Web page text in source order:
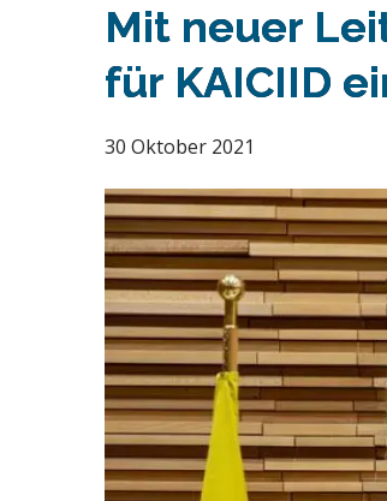
Mit neuer
für KAICIID
30 Oktober 2021